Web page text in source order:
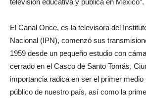
televisión educativa y pública en México”.
El Canal Once, es la televisora del
Nacional (IPN), comenzó sus
1959 desde un pequeño estudio con
cerrado en el Casco de Santo Tomás,
importancia radica en ser el primer
público de nuestro país, así como la